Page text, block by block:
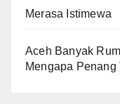
Merasa Istimewa
Aceh Banyak
Mengapa